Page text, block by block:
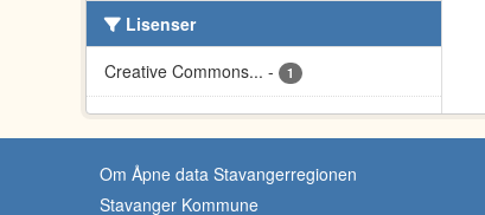
Lisenser
Creative Commons... - 1
Om Åpne data Stavangerregionen
Stavanger Kommune